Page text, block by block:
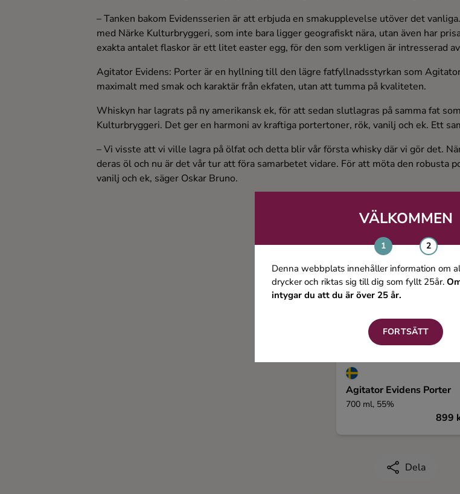
VÄLKOMMEN
Denna webbplats innehåller information om
drycker och riktas sig till dig som fyllt 25år.
intygar du att du är över 25 år.
FORTSÄTT
– Tanken bakom Evidensserien är att erbjuda en smakupplevelse utöver det
med Närke Kulturbryggeri, som inte bara ligger geografiskt nära, utan även har
exakta antalet flaskor är ett litet easter egg, för den som verkligen är intresserad
Agitator Evidens: Porter är en hyllning till den lägre fatfyllnadsstyrkan som
maximalt med smak och karaktär från ekfaten, utan att tumma på kvaliteten.
Whiskyn har lagrats på ny amerikansk ek, för att sedan slutlagras på samma fat
Kulturbryggeri. Det ger en harmoni av kraftiga portertoner, rök, vanilj och ek. Ett
– Vi visste att vi ville lagra på ölfat och detta blir vår första whisky där vi gör det.
deras öl och nu är det vår tur att föra samarbetet vidare. För att möta den robusta
vanilj och ek, säger Oskar Bruno.
Agitator Evidens Porter
700 ml, 55%
899
Dela